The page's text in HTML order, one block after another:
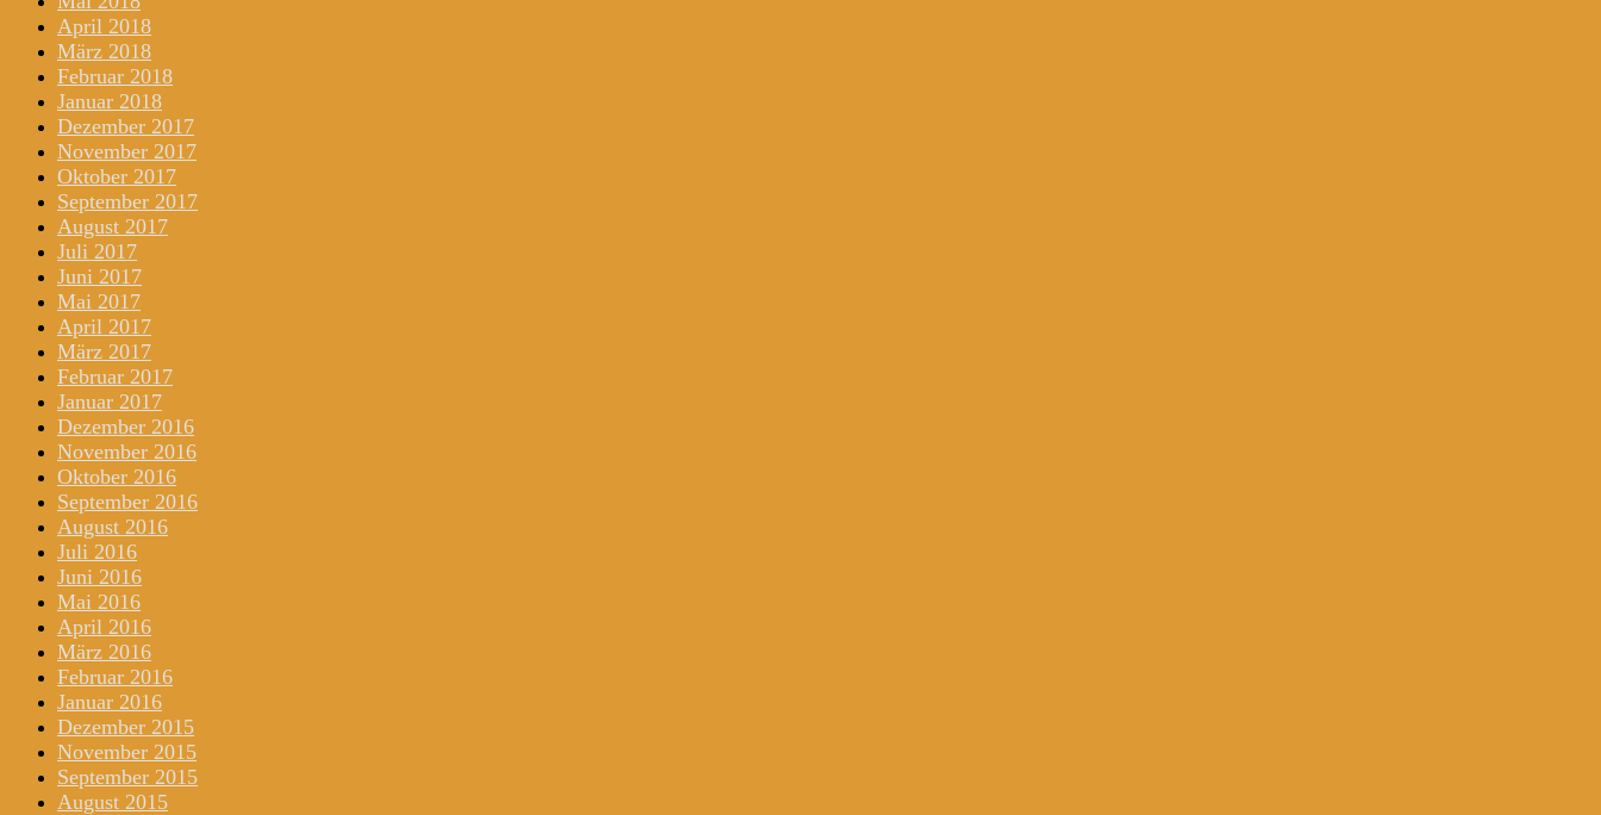
April 2018
März 2018
Februar 2018
Januar 2018
Dezember 2017
November 2017
Oktober 2017
September 2017
August 2017
Juli 2017
Juni 2017
Mai 2017
April 2017
März 2017
Februar 2017
Januar 2017
Dezember 2016
November 2016
Oktober 2016
September 2016
August 2016
Juli 2016
Juni 2016
Mai 2016
April 2016
März 2016
Februar 2016
Januar 2016
Dezember 2015
November 2015
September 2015
August 2015